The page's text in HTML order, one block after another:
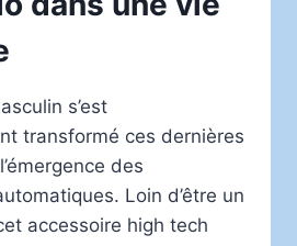
s’est
transformé ces dernières
des
Loin d’être un
accessoire high tech